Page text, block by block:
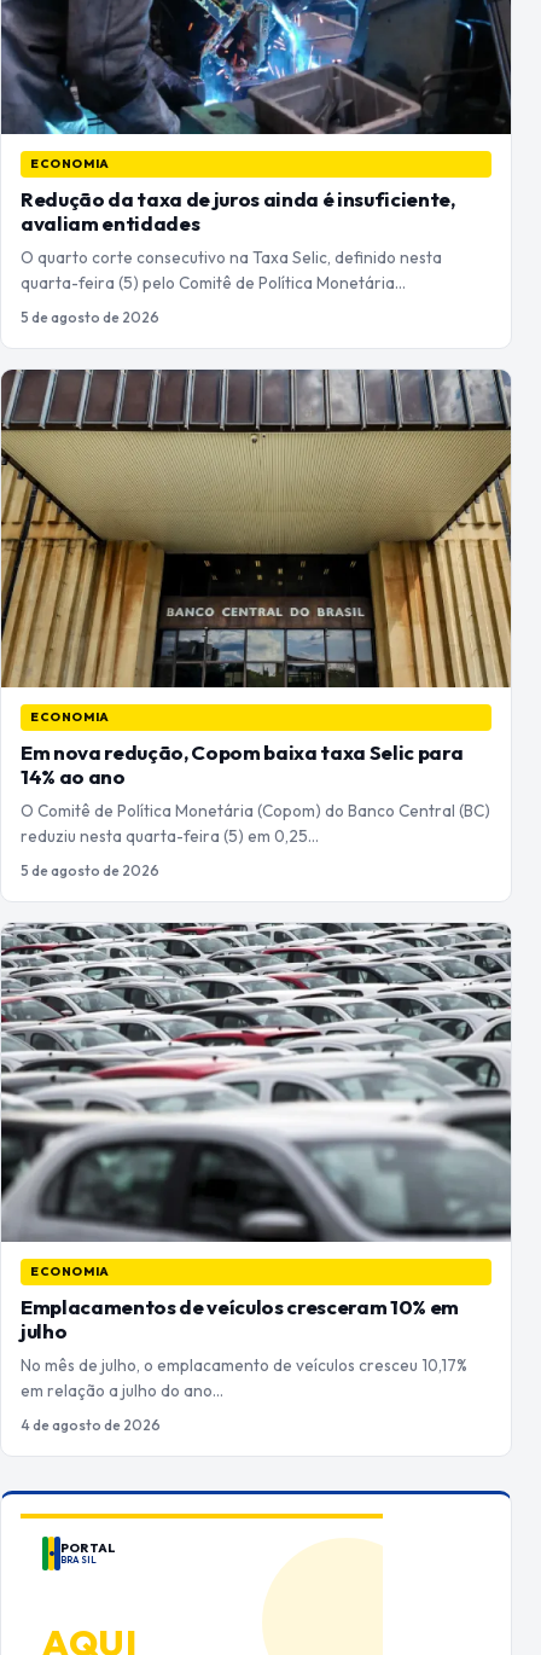
ECONOMIA
Redução da taxa de juros ainda é insuficiente,
avaliam entidades
O quarto corte consecutivo na Taxa Selic, definido nesta
quarta-feira (5) pelo Comitê de Política Monetária…
5 de agosto de 2026
ECONOMIA
Em nova redução, Copom baixa taxa Selic para
14% ao ano
O Comitê de Política Monetária (Copom) do Banco Central (BC)
reduziu nesta quarta-feira (5) em 0,25…
5 de agosto de 2026
ECONOMIA
Emplacamentos de veículos cresceram 10% em
julho
No mês de julho, o emplacamento de veículos cresceu 10,17%
em relação a julho do ano…
4 de agosto de 2026
PORTAL
BRASIL
AQUI